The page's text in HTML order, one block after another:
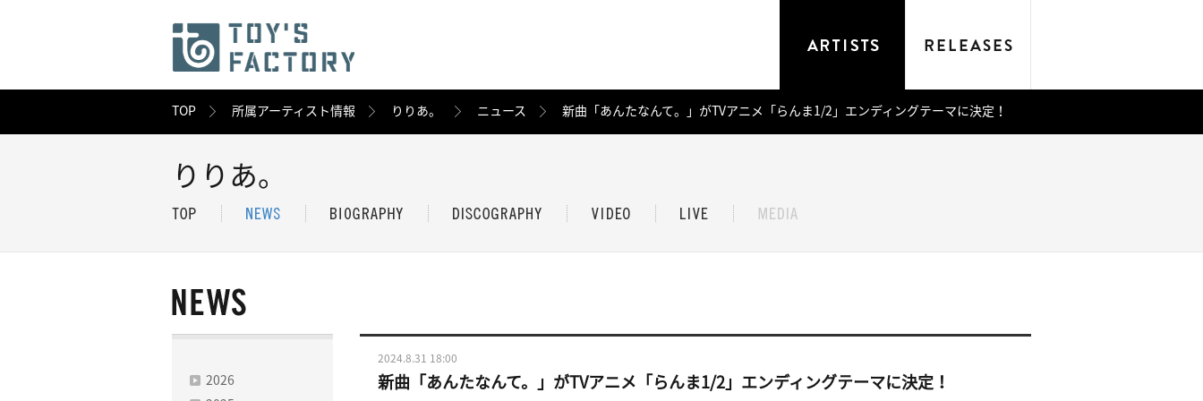
TOP 所属アーティスト情報 りりあ。 ニュース 新曲「あんたなんて。」がTVアニメ「らんま1/2」エンディングテーマに決定！
りりあ。
2026
2024.8.31 18:00
新曲「あんたなんて。」がTVアニメ「らんま1/2」エンディングテーマに決定！